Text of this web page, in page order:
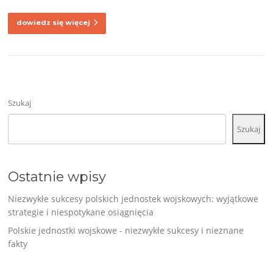
dowiedz się więcej
Szukaj
Szukaj
Ostatnie wpisy
Niezwykłe sukcesy polskich jednostek wojskowych: wyjątkowe
strategie i niespotykane osiągnięcia
Polskie jednostki wojskowe - niezwykłe sukcesy i nieznane
fakty